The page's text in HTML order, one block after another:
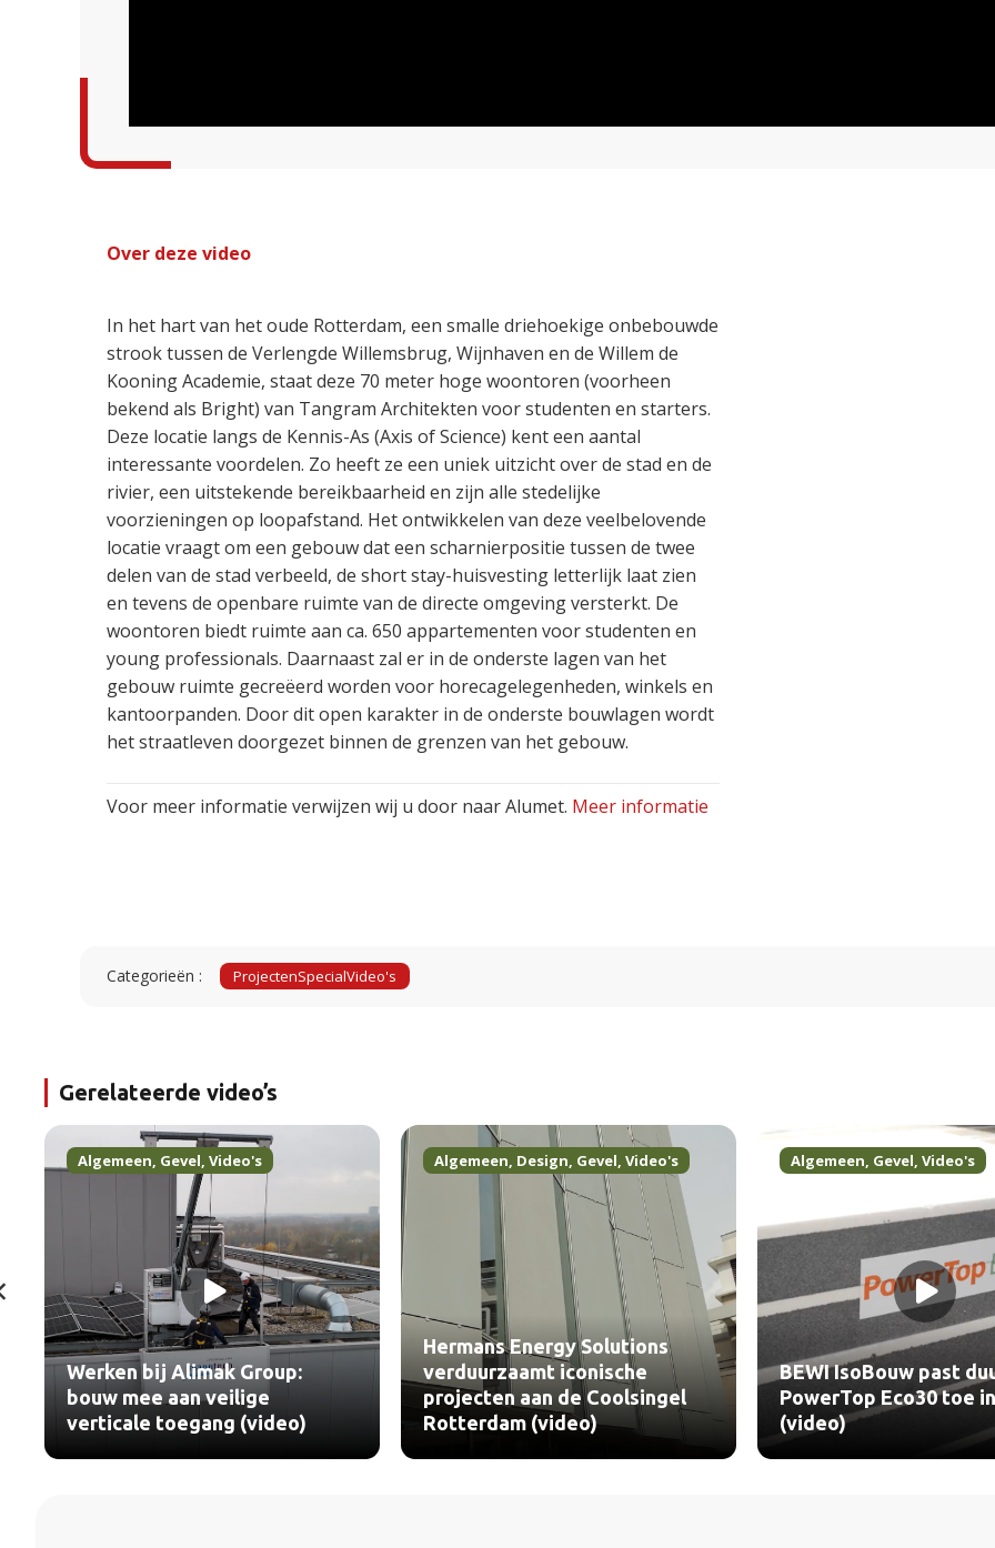
Over deze video
In het hart van het oude Rotterdam, een smalle driehoekige onbebouwde
strook tussen de Verlengde Willemsbrug, Wijnhaven en de Willem de
Kooning Academie, staat deze 70 meter hoge woontoren (voorheen
bekend als Bright) van Tangram Architekten voor studenten en starters.
Deze locatie langs de Kennis-As (Axis of Science) kent een aantal
interessante voordelen. Zo heeft ze een uniek uitzicht over de stad en de
rivier, een uitstekende bereikbaarheid en zijn alle stedelijke
voorzieningen op loopafstand. Het ontwikkelen van deze veelbelovende
locatie vraagt om een gebouw dat een scharnierpositie tussen de twee
delen van de stad verbeeld, de short stay-huisvesting letterlijk laat zien
en tevens de openbare ruimte van de directe omgeving versterkt. De
woontoren biedt ruimte aan ca. 650 appartementen voor studenten en
young professionals. Daarnaast zal er in de onderste lagen van het
gebouw ruimte gecreëerd worden voor horecagelegenheden, winkels en
kantoorpanden. Door dit open karakter in de onderste bouwlagen wordt
het straatleven doorgezet binnen de grenzen van het gebouw.
Voor meer informatie verwijzen wij u door naar Alumet. Meer informatie
Categorieën : ProjectenSpecialVideo's
Gerelateerde video’s
Algemeen, Gevel,Video's
Werken bij Alimak Group:
bouw mee aan veilige
verticale toegang (video)
Algemeen, Design, Gevel,Video's
Hermans Energy Solutions
verduurzaamt iconische
projecten aan de Coolsingel
Rotterdam (video)
Algemeen, Gevel, Video's
BEWI IsoBouw past
PowerTop Eco30 toe
(video)